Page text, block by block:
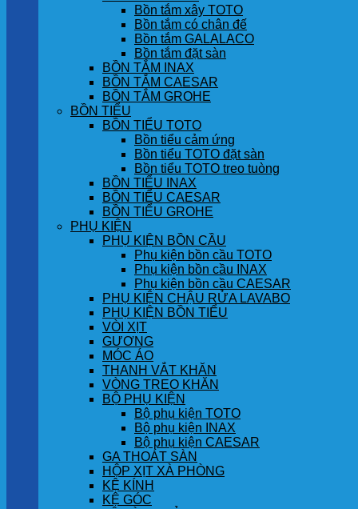
Bồn tắm xây TOTO
Bồn tắm có chân đế
Bồn tắm GALALACO
Bồn tắm đặt sàn
BỒN TẮM INAX
BỒN TẮM CAESAR
BỒN TẮM GROHE
BỒN TIỂU
BỒN TIỂU TOTO
Bồn tiểu cảm ứng
Bồn tiểu TOTO đặt sàn
Bồn tiểu TOTO treo tuòng
BỒN TIỂU INAX
BỒN TIỂU CAESAR
BỒN TIỂU GROHE
PHỤ KIỆN
PHỤ KIỆN BỒN CẦU
Phụ kiện bồn cầu TOTO
Phụ kiện bồn cầu INAX
Phụ kiện bồn cầu CAESAR
PHỤ KIỆN CHẬU RỬA LAVABO
PHỤ KIỆN BỒN TIỂU
VÒI XỊT
GƯƠNG
MÓC ÁO
THANH VẮT KHĂN
VÒNG TREO KHĂN
BỘ PHỤ KIỆN
Bộ phụ kiện TOTO
Bộ phụ kiện INAX
Bộ phụ kiện CAESAR
GA THOÁT SÀN
HỘP XỊT XÀ PHÒNG
KỆ KÍNH
KỆ GÓC